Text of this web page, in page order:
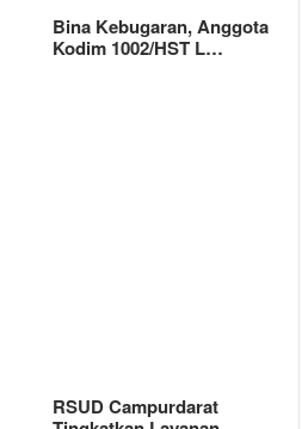
Bina Kebugaran, Anggota
Kodim 1002/HST L…
RSUD Campurdarat